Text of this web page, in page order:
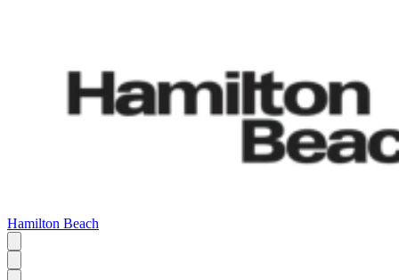
Hamilton Beach